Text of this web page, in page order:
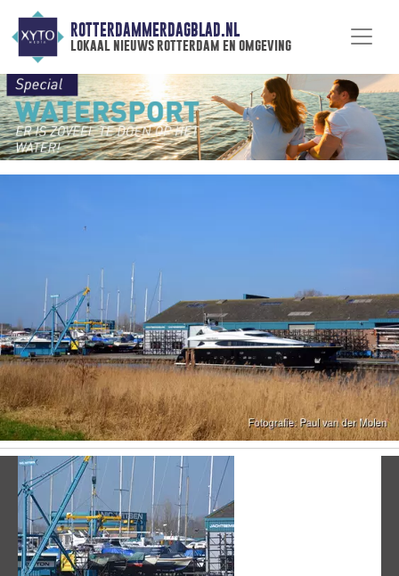
ROTTERDAMMERDAGBLAD.NL
lokaal nieuws rotterdam en omgeving
Vorige